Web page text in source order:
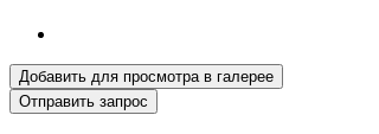
Добавить для просмотра в галерее
Отправить запрос